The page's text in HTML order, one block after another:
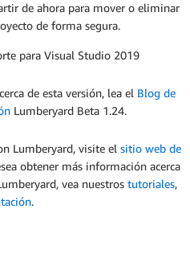
de ahora para mover o eliminar
de forma segura.
para Visual Studio 2019
de esta versión, lea el Blog de
Lumberyard Beta 1.24.
Lumberyard, visite el sitio web de
obtener más información acerca
vea nuestros tutoriales,
.